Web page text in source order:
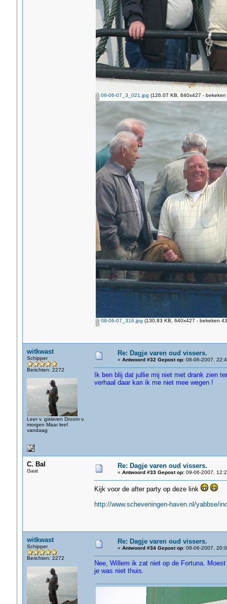
08-06-07_3_021.jpg (126.07 KB, 640x427 - bekeken
08-06-07_316.jpg (130.83 KB, 640x427 - bekeken
witkwast
Schipper
Berichten: 2272
Leer v. gisteren Droom v.
morgen Maar leef
vandaag
Re: Dagje varen oud vissers.
« Antwoord #32 Gepost op:08-06-2007,
Ik ben blij dat jullie mij niet met drank zien
verhaal daar kan ik me niet mee wegen !
C. Bal
Gast
Re: Dagje varen oud vissers.
« Antwoord #33 Gepost op:09-06-2007,
Kijk voor de after party op deze link
http://www.scheveningen-haven.nl/yabbse/
witkwast
Schipper
Berichten: 2272
Re: Dagje varen oud vissers.
« Antwoord #34 Gepost op:09-06-2007,
Nee, Willem ik zat niet op de Fortuna.
je was niet thuis.